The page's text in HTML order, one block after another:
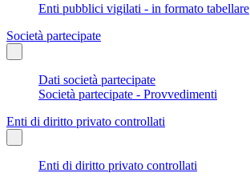
Enti pubblici vigilati - in formato tabellare
Società partecipate
Dati società partecipate
Società partecipate - Provvedimenti
Enti di diritto privato controllati
Enti di diritto privato controllati